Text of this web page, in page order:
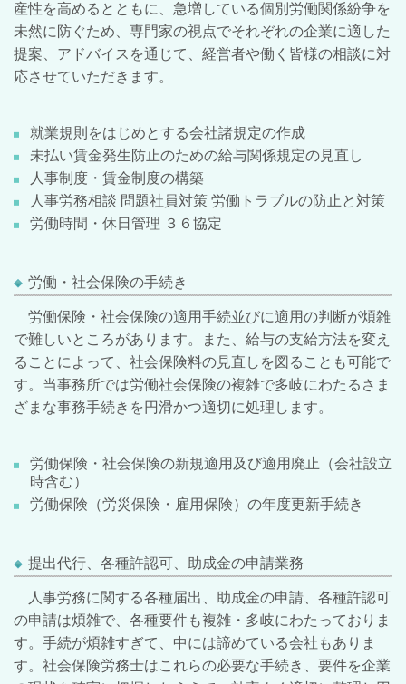
産性を高めるとともに、急増している個別労働関係紛争を
未然に防ぐため、専門家の視点でそれぞれの企業に適した
提案、アドバイスを通じて、経営者や働く皆様の相談に対
応させていただきます。
就業規則をはじめとする会社諸規定の作成
未払い賃金発生防止のための給与関係規定の見直し
人事制度・賃金制度の構築
人事労務相談 問題社員対策 労働トラブルの防止と対策
労働時間・休日管理 ３６協定
労働・社会保険の手続き
労働保険・社会保険の適用手続並びに適用の判断が煩雑
で難しいところがあります。また、給与の支給方法を変え
ることによって、社会保険料の見直しを図ることも可能で
す。当事務所では労働社会保険の複雑で多岐にわたるさま
ざまな事務手続きを円滑かつ適切に処理します。
労働保険・社会保険の新規適用及び適用廃止（会社設立
時含む）
労働保険（労災保険・雇用保険）の年度更新手続き
提出代行、各種許認可、助成金の申請業務
人事労務に関する各種届出、助成金の申請、各種許認可
の申請は煩雑で、各種要件も複雑・多岐にわたっておりま
す。手続が煩雑すぎて、中には諦めている会社もありま
す。社会保険労務士はこれらの必要な手続き、要件を企業